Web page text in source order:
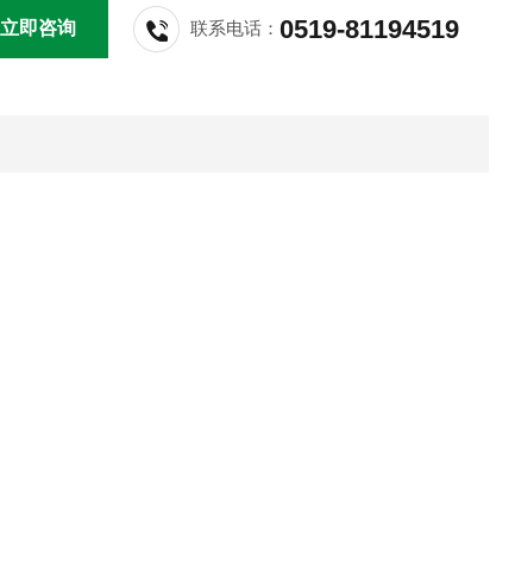
立即咨询 联系电话：0519-81194519